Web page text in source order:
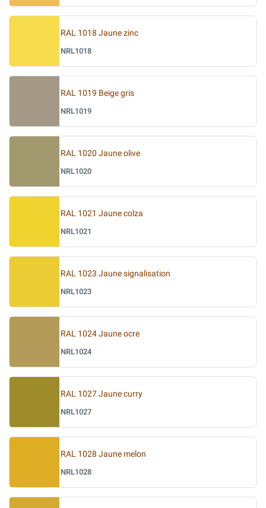
RAL 1018 Jaune zinc
NRL1018
RAL 1019 Beige gris
NRL1019
RAL 1020 Jaune olive
NRL1020
RAL 1021 Jaune colza
NRL1021
RAL 1023 Jaune signalisation
NRL1023
RAL 1024 Jaune ocre
NRL1024
RAL 1027 Jaune curry
NRL1027
RAL 1028 Jaune melon
NRL1028